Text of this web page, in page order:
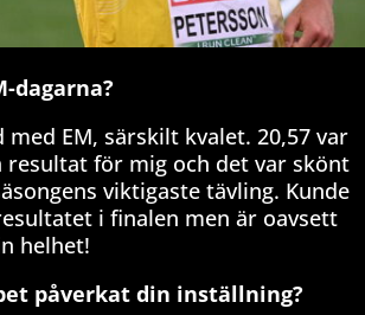
dagarna?
med EM, särskilt kvalet. 20,57 var
resultat för mig och det var skönt
viktigaste tävling. Kunde
i finalen men är oavsett
helhet!
påverkat din inställning?